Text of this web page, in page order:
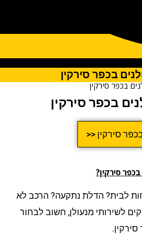
בכפר סירקין
סירקין
בכפר סירקין
סירקין <<
הדלת נתקעה? הרכב לא
מנעולן, חשוב לבחור